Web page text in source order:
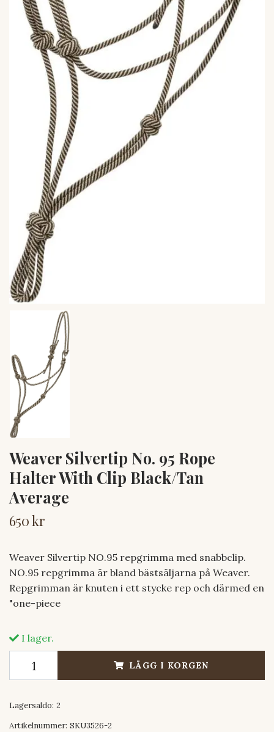
Weaver Silvertip No. 95 Rope
Halter With Clip Black/Tan
Average
650 kr
Weaver Silvertip NO.95 repgrimma med snabbclip.
NO.95 repgrimma är bland bästsäljarna på Weaver.
Repgrimman är knuten i ett stycke rep och därmed en
"one-piece
I lager.
LÄGG I KORGEN
Lagersaldo: 2
Artikelnummer: SKU3526-2